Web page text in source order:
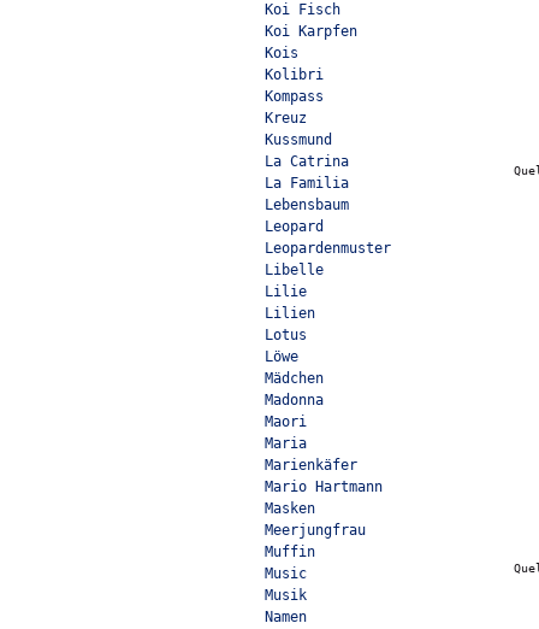
Koi Fisch
Koi Karpfen
Kois
Kolibri
Kompass
Kreuz
Kussmund
La Catrina
La Familia
Lebensbaum
Leopard
Leopardenmuster
Libelle
Lilie
Lilien
Lotus
Löwe
Mädchen
Madonna
Maori
Maria
Marienkäfer
Mario Hartmann
Masken
Meerjungfrau
Muffin
Music
Musik
Namen